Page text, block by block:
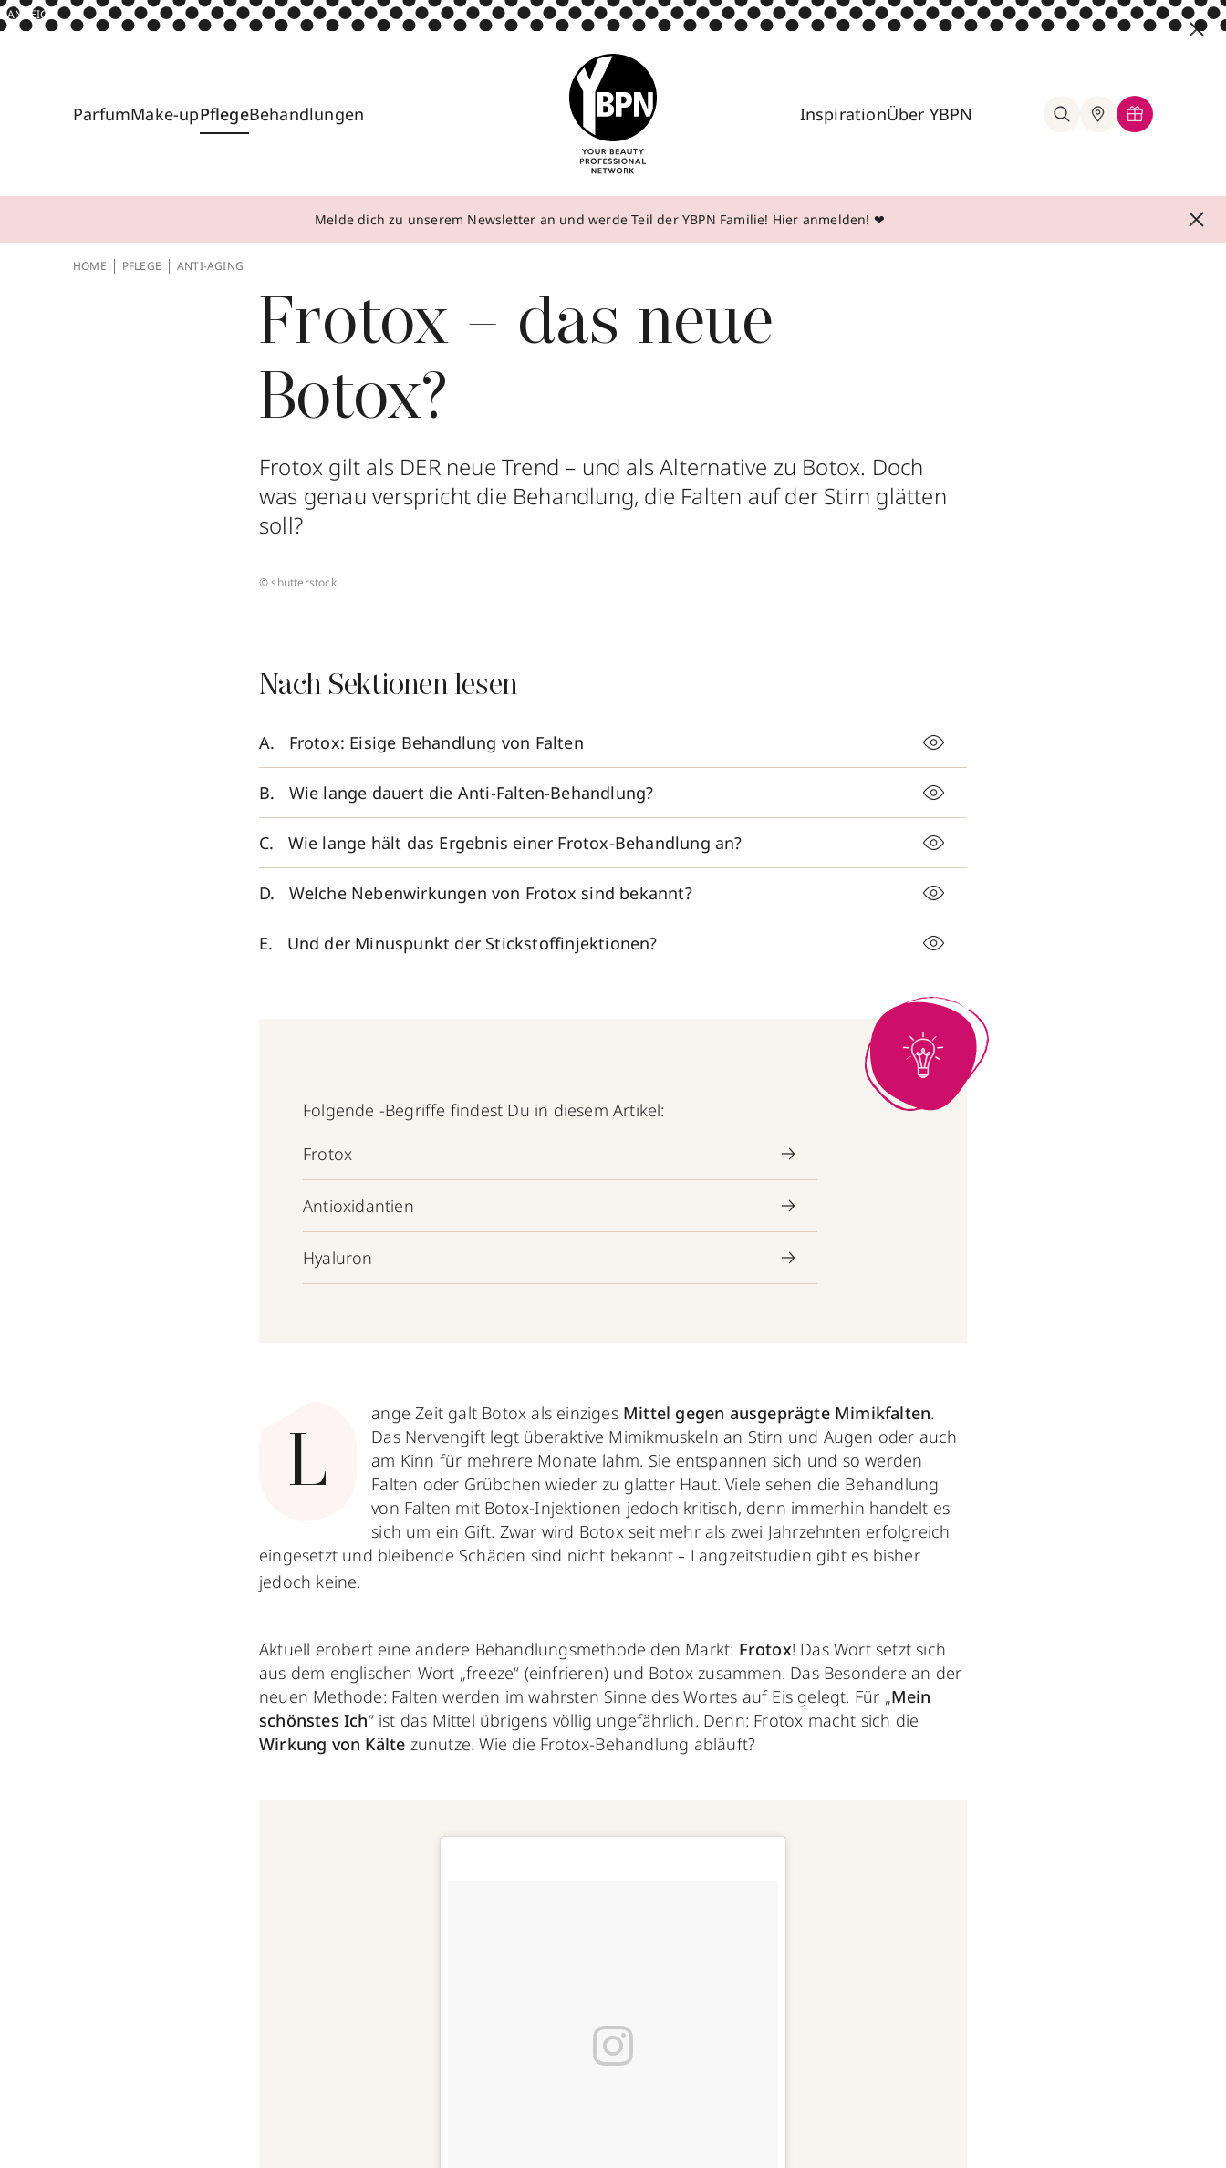
ANZEIGE
ParfumMake-upPflegeBehandlungen InspirationÜber YBPN
Melde dich zu unserem Newsletter an und werde Teil der YBPN Familie! Hier anmelden! ❤
HOME PFLEGE ANTI-AGING
Frotox – das neue
Botox?
Frotox gilt als DER neue Trend – und als Alternative zu Botox. Doch
was genau verspricht die Behandlung, die Falten auf der Stirn glätten
soll?
© shutterstock
Nach Sektionen lesen
Frotox: Eisige Behandlung von Falten
Wie lange dauert die Anti-Falten-Behandlung?
Wie lange hält das Ergebnis einer Frotox-Behandlung an?
Welche Nebenwirkungen von Frotox sind bekannt?
Und der Minuspunkt der Stickstoffinjektionen?
Folgende -Begriffe findest Du in diesem Artikel:
Frotox
Antioxidantien
Hyaluron
L
ange Zeit galt Botox als einziges Mittel gegen ausgeprägte Mimikfalten.
Das Nervengift legt überaktive Mimikmuskeln an Stirn und Augen oder auch
am Kinn für mehrere Monate lahm. Sie entspannen sich und so werden
Falten oder Grübchen wieder zu glatter Haut. Viele sehen die Behandlung
von Falten mit Botox-Injektionen jedoch kritisch, denn immerhin handelt es
sich um ein Gift. Zwar wird Botox seit mehr als zwei Jahrzehnten erfolgreich
eingesetzt und bleibende Schäden sind nicht bekannt – Langzeitstudien gibt es bisher
jedoch keine.
Aktuell erobert eine andere Behandlungsmethode den Markt: Frotox! Das Wort setzt sich
aus dem englischen Wort „freeze“ (einfrieren) und Botox zusammen. Das Besondere an der
neuen Methode: Falten werden im wahrsten Sinne des Wortes auf Eis gelegt. Für „Mein
schönstes Ich“ ist das Mittel übrigens völlig ungefährlich. Denn: Frotox macht sich die
Wirkung von Kälte zunutze. Wie die Frotox-Behandlung abläuft?